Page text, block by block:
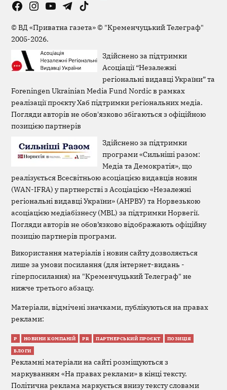
FacebookInstagram
YouTubeTelegramTikTok
©ВД «Приватна газета»© "Кременчуцький Телеграф"
2005-2026.
Здійснено за підтримки
Асоціації “Незалежні
регіональні видавці України” та
Foreningen Ukrainian Media Fund Nordic в рамках
реалізації проєкту Хаб підтримки регіональних медіа.
Погляди авторів не обов'язково збігаються з офіційною
позицією партнерів
Здійснено за підтримки
програми «Сильніші разом:
Медіа та Демократія», що
реалізується Всесвітньою асоціацією видавців новин
(WAN-IFRA) у партнерстві з Асоціацією «Незалежні
регіональні видавці України» (АНРВУ) та Норвезькою
асоціацією медіабізнесу (MBL) за підтримки Норвегії.
Погляди авторів не обов’язково відображають офіційну
позицію партнерів програми.
Використання матеріалів і новин сайту дозволяється
лише за умови посилання (для інтернет-видань -
гіперпосилання) на "Кременчуцький Телеграф" не
нижче третього абзацу.
Матеріали, відмічені значками, публікуються на правах
реклами:
Р НОВИНИ КОМПАНІЙ PR ПАРТНЕРСЬКИЙ ПРОЄКТ ПОЗИЦІЯ
БЛОГИ
Рекламні матеріали на сайті розміщуються з
маркуванням «На правах реклами» в кінці тексту.
Політична реклама маркується внизу тексту словами